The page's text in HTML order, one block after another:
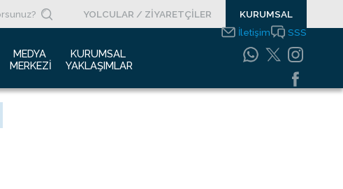
YOLCULAR / ZİYARETÇİLER KURUMSAL
MEDYA
MERKEZI
KURUMSAL
YAKLAŞIMLAR
İletişim SSS